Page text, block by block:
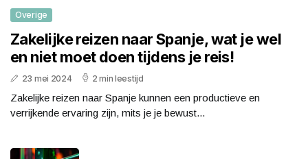
Overige
Zakelijke reizen naar Spanje, wat je wel
en niet moet doen tijdens je reis!
23 mei 2024 2 min leestijd
Zakelijke reizen naar Spanje kunnen een productieve en
verrijkende ervaring zijn, mits je je bewust...